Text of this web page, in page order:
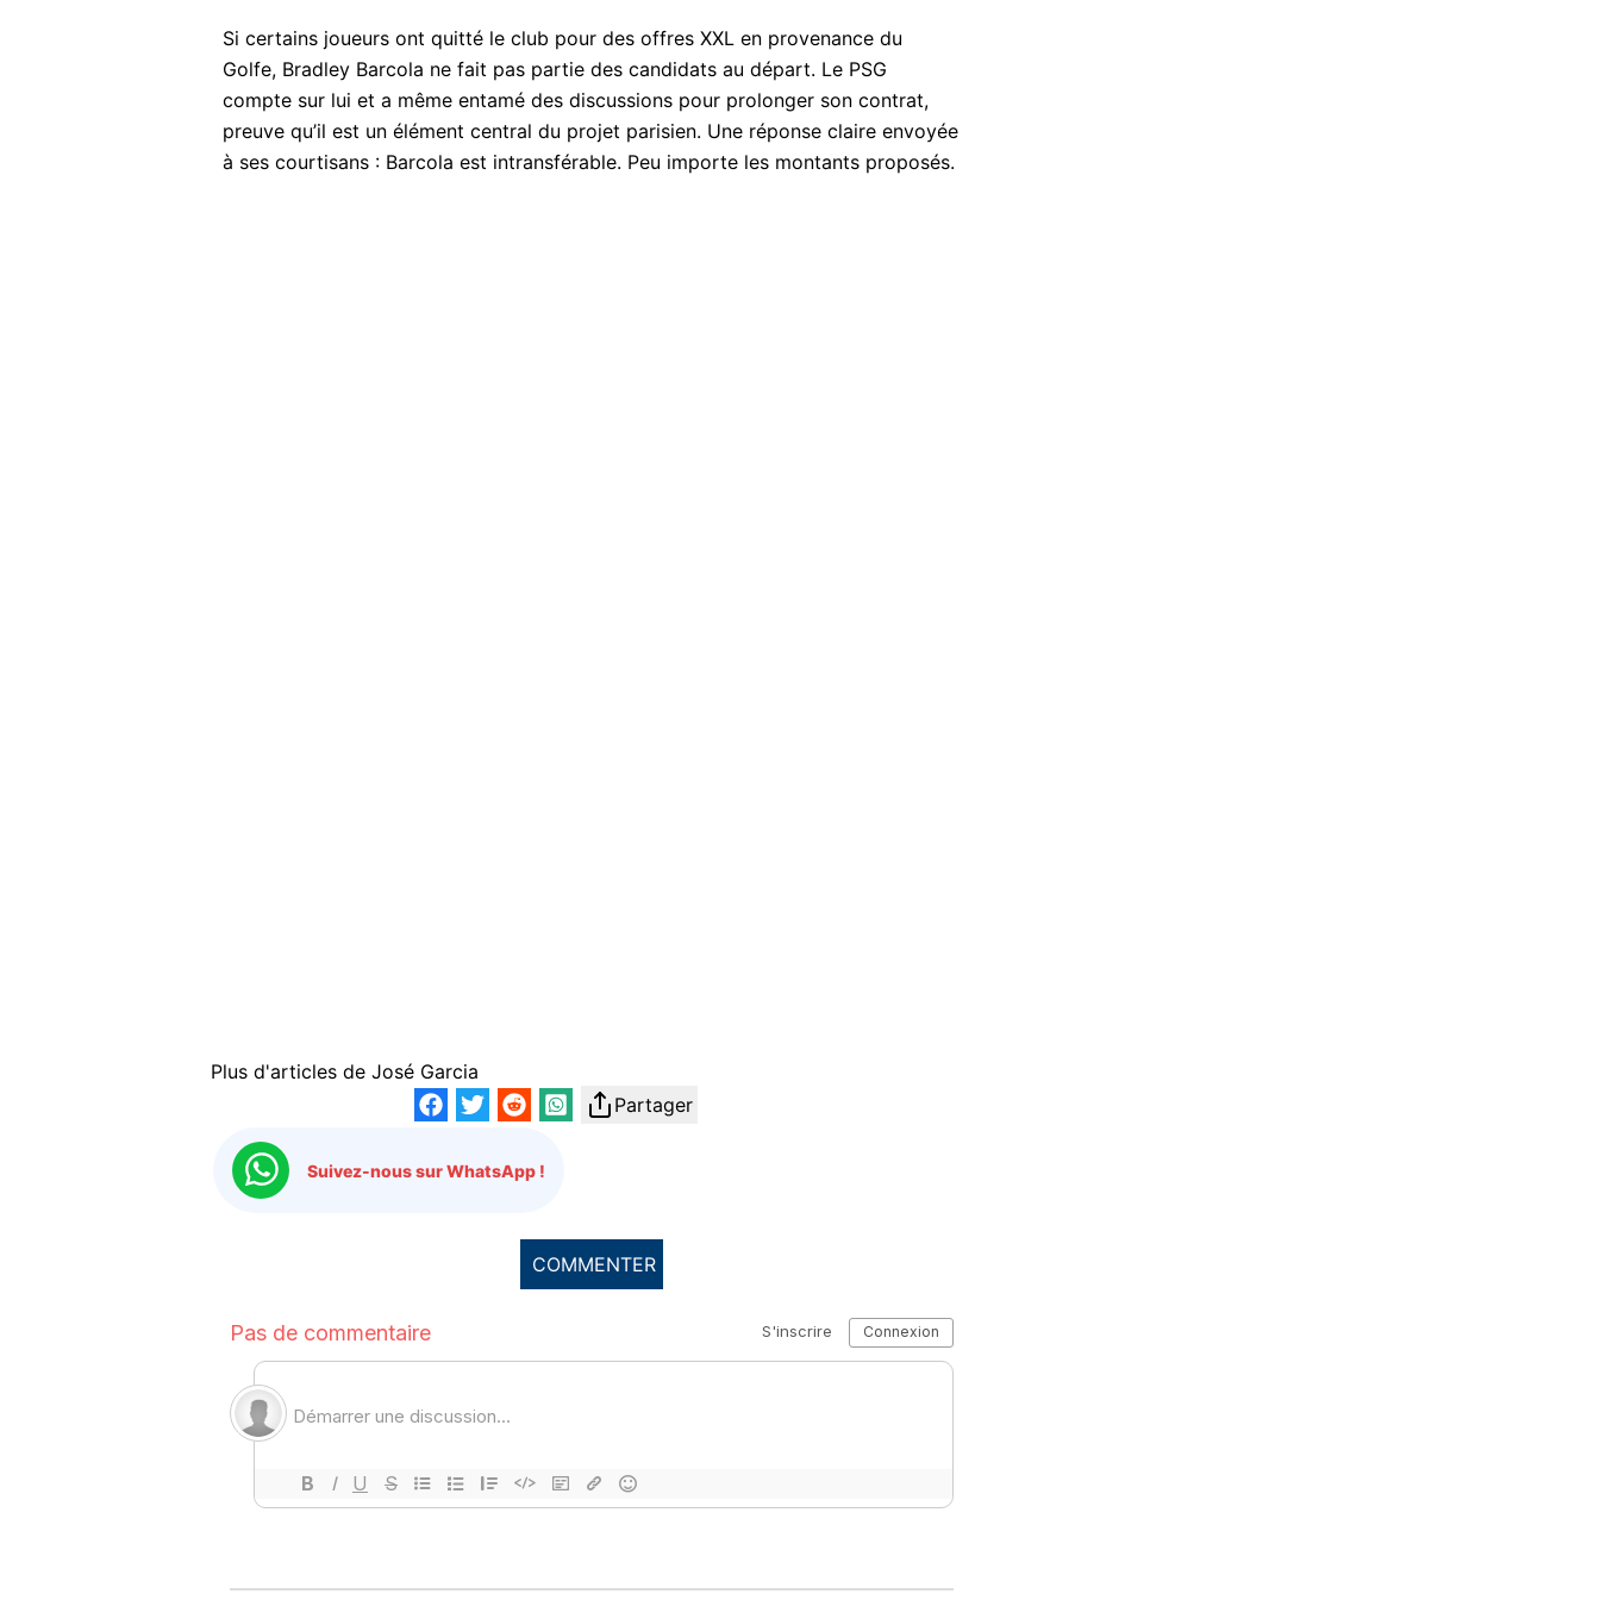
Si certains joueurs ont quitté le club pour des offres XXL en provenance du
Golfe, Bradley Barcola ne fait pas partie des candidats au départ. Le PSG
compte sur lui et a même entamé des discussions pour prolonger son contrat,
preuve qu’il est un élément central du projet parisien. Une réponse claire envoyée
à ses courtisans : Barcola est intransférable. Peu importe les montants proposés.
Plus d'articles de José Garcia
Partager
Suivez-nous sur WhatsApp !
COMMENTER